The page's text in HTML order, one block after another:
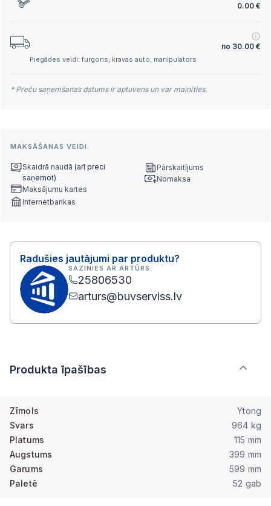
0.00 €
no 30.00 €
Piegādes veidi: furgons, kravas auto, manipulators
* Preču saņemšanas datums ir aptuvens un var mainīties.
MAKSĀŠANAS VEIDI:
Skaidrā naudā (arī preci
saņemot)
Maksājumu kartes
Internetbankas
Pārskaitījums
Nomaksa
Radušies jautājumi par produktu?
SAZINIES AR ARTŪRS:
25806530
arturs@buvserviss.lv
Produkta īpašības
Zīmols
Ytong
Svars
964 kg
Platums
115 mm
Augstums
399 mm
Garums
599 mm
Paletē
52 gab